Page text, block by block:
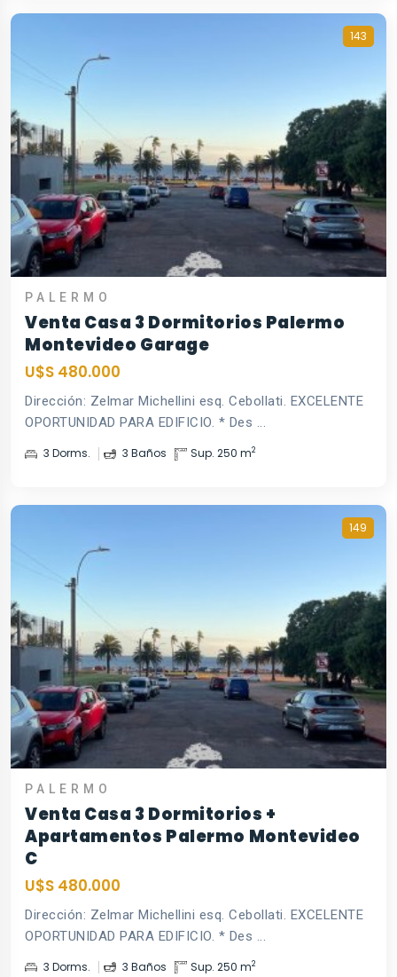
143
PALERMO
Venta Casa 3 Dormitorios Palermo
Montevideo Garage
U$S 480.000
Dirección: Zelmar Michellini esq. Cebollati. EXCELENTE
OPORTUNIDAD PARA EDIFICIO. * Des ...
3 Dorms. 3 Baños Sup. 250 m2
149
PALERMO
Venta Casa 3 Dormitorios +
Apartamentos Palermo Montevideo
C
U$S 480.000
Dirección: Zelmar Michellini esq. Cebollati. EXCELENTE
OPORTUNIDAD PARA EDIFICIO. * Des ...
3 Dorms. 3 Baños Sup. 250 m2